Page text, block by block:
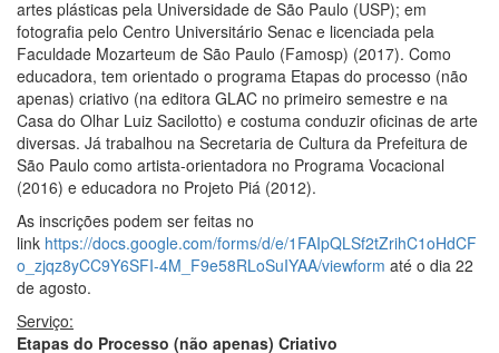
artes plásticas pela Universidade de São Paulo (USP); em
fotografia pelo Centro Universitário Senac e licenciada pela
Faculdade Mozarteum de São Paulo (Famosp) (2017). Como
educadora, tem orientado o programa Etapas do processo (não
apenas) criativo (na editora GLAC no primeiro semestre e na
Casa do Olhar Luiz Sacilotto) e costuma conduzir oficinas de arte
diversas. Já trabalhou na Secretaria de Cultura da Prefeitura de
São Paulo como artista-orientadora no Programa Vocacional
(2016) e educadora no Projeto Piá (2012).
As inscrições podem ser feitas no
link https://docs.google.com/forms/d/e/1FAIpQLSf2tZrihC1oHdCF
o_zjqz8yCC9Y6SFI-4M_F9e58RLoSuIYAA/viewform até o dia 22
de agosto.
Serviço:
Etapas do Processo (não apenas) Criativo